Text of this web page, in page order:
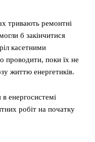
тривають ремонтні
б закінчитися
касетними
проводити, поки їх не
життю енергетиків.
енергосистемі
робіт на початку